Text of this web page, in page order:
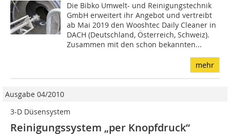
Die Bibko Umwelt- und Reinigungstechnik
GmbH erweitert ihr Angebot und vertreibt
ab Mai 2019 den Wooshtec Daily Cleaner in
DACH (Deutschland, Österreich, Schweiz).
Zusammen mit den schon bekannten...
mehr
Ausgabe 04/2010
3-D Düsensystem
Reinigungssystem „per Knopfdruck“